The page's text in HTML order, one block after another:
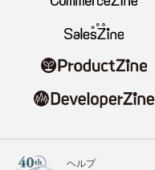
ヘルプ